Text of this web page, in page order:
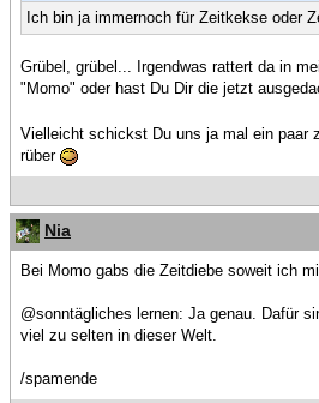
Ich bin ja immernoch für Zeitkekse oder
Grübel, grübel... Irgendwas rattert da in
"Momo" oder hast Du Dir die jetzt
Vielleicht schickst Du uns ja mal ein paar
rüber
Nia
Bei Momo gabs die Zeitdiebe soweit ich
@sonntägliches lernen: Ja genau. Dafür
viel zu selten in dieser Welt.
/spamende